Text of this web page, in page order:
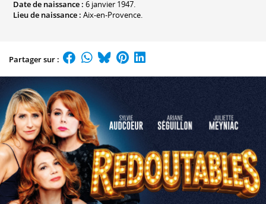
Date de naissance : 6 janvier 1947.
Lieu de naissance : Aix-en-Provence.
Partager sur :